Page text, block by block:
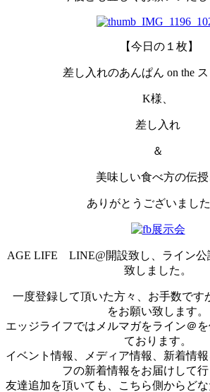
【今日の１枚】
差し入れのあんぱん on the
K様、
差し入れ
＆
美味しい食べ方の伝授
ありがとうございまし
AGE LIFE LINE@開設致し、ライン公
致しました。
一度登録して頂いた方々、お手数です
をお願い致します。
エッジライフではメルマガをライン＠
ております。
イベント情報、メディア情報、新着情
フの新着情報をお届けして行
友達追加を頂いても、こちら側からど